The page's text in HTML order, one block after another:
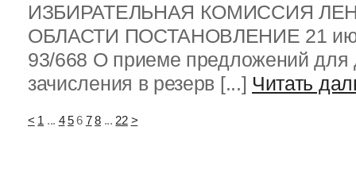
ИЗБИРАТЕЛЬНАЯ КОМИССИЯ
ОБЛАСТИ ПОСТАНОВЛЕНИЕ 21
93/668 О приеме предложений для
зачисления в резерв [...] Читать
< 1 ... 4 5 6 7 8 ... 22 >